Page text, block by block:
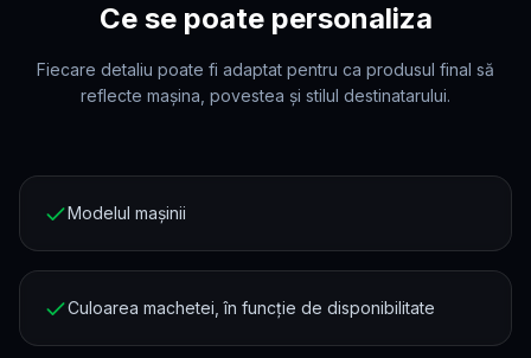
Ce se poate personaliza
Fiecare detaliu poate fi adaptat pentru ca produsul final să
reflecte mașina, povestea și stilul destinatarului.
Modelul mașinii
Culoarea machetei, în funcție de disponibilitate